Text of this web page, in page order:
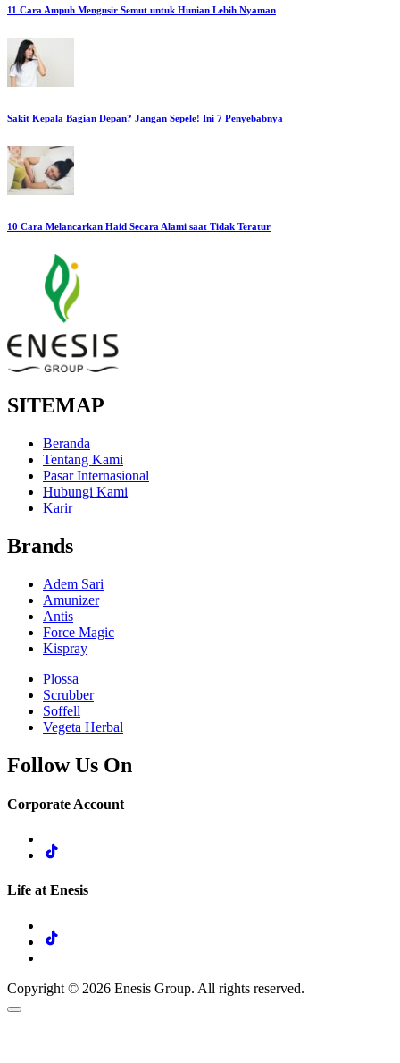
11 Cara Ampuh Mengusir Semut untuk Hunian Lebih Nyaman
Sakit Kepala Bagian Depan? Jangan Sepele! Ini 7 Penyebabnya
10 Cara Melancarkan Haid Secara Alami saat Tidak Teratur
SITEMAP
Beranda
Tentang Kami
Pasar Internasional
Hubungi Kami
Karir
Brands
Adem Sari
Amunizer
Antis
Force Magic
Kispray
Plossa
Scrubber
Soffell
Vegeta Herbal
Follow Us On
Corporate Account
Life at Enesis
Copyright © 2026 Enesis Group. All rights reserved.